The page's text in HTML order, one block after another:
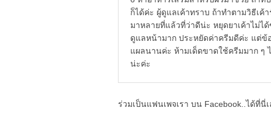
ก็ได้ค่ะ ผู้ดูแลเค้าทราบ ถ้าทำตามวิธีเค้
มาหลายที่แล้วที่ว่าดีน่ะ หยุดยาเค้าไม่ไ
ดูแลหน้ามาก ประหยัดค่าครีมดีค่ะ แต่ข้
แผลนานค่ะ ห้ามเด็ดขาดใช้ครีมมาก ๆ
น่ะค่ะ
ร่วมเป็นแฟนเพจเรา บน Facebook..ได้ที่นี่เ